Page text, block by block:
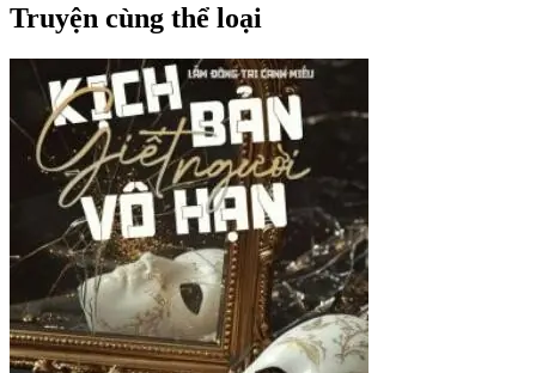
Truyện cùng thể loại